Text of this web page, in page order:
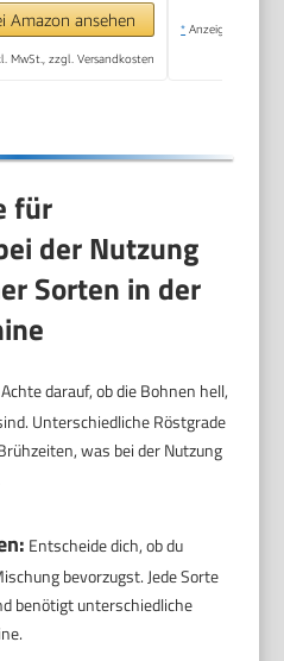
1,7L Tank,
Schwarz
Amazon ansehen
MwSt., zzgl. Versandkosten
* Anzeige
für
der Nutzung
Sorten in der
Achte darauf, ob die Bohnen hell,
Unterschiedliche Röstgrade
was bei der Nutzung
Entscheide dich, ob du
bevorzugst. Jede Sorte
benötigt unterschiedliche